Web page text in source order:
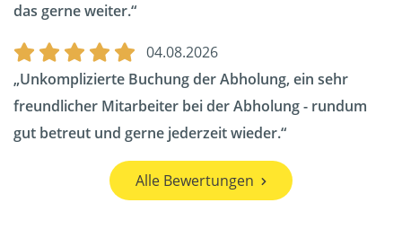
das gerne weiter.
04.08.2026
Unkomplizierte Buchung der Abholung, ein sehr
freundlicher Mitarbeiter bei der Abholung - rundum
gut betreut und gerne jederzeit wieder.
Alle Bewertungen